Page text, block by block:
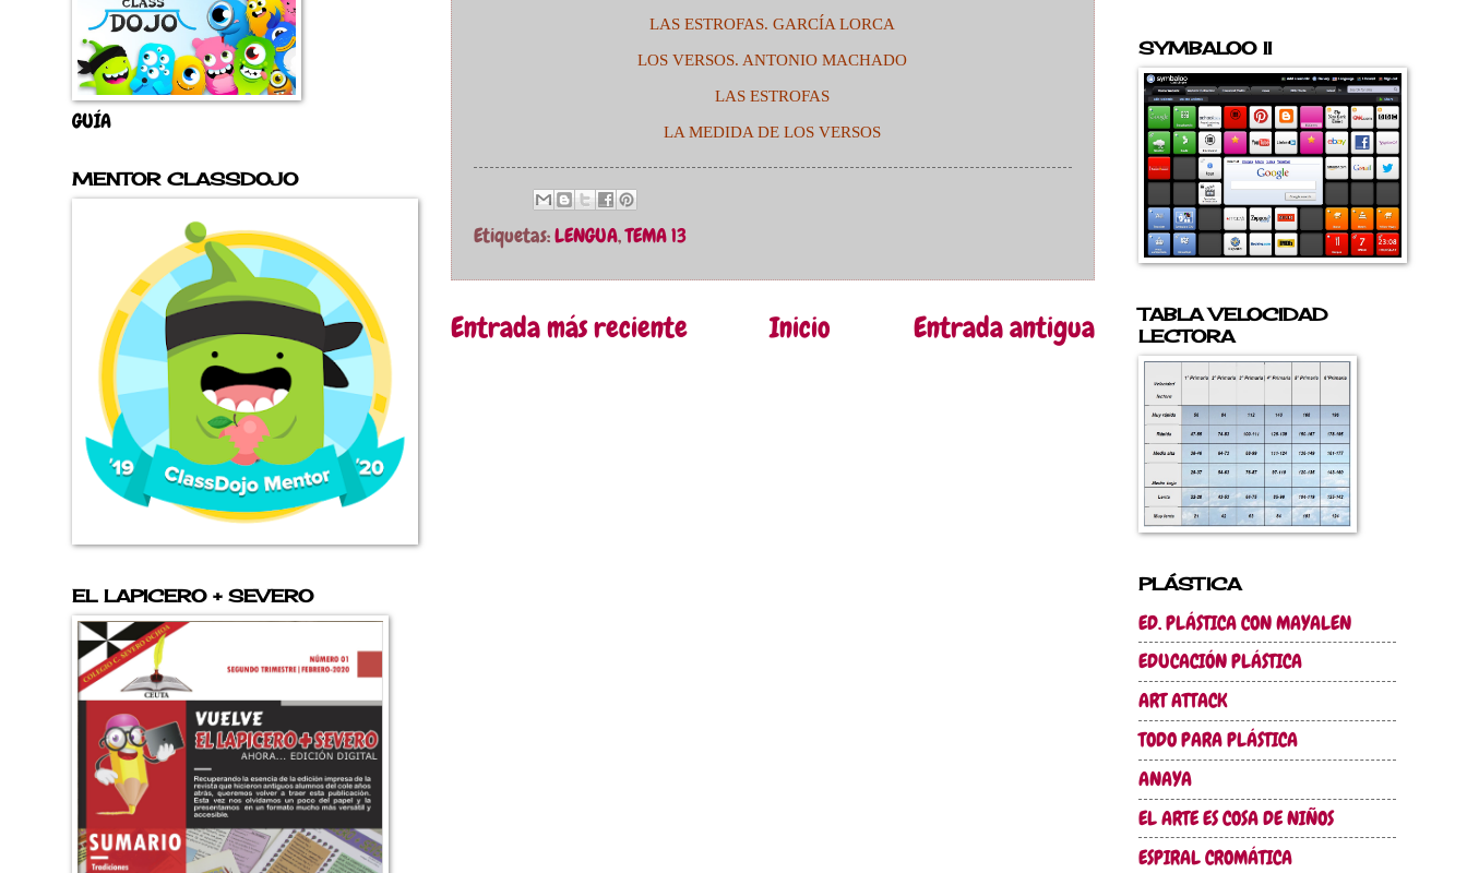
LAS ESTROFAS. GARCÍA LORCA
LOS VERSOS. ANTONIO MACHADO
LAS ESTROFAS
LA MEDIDA DE LOS VERSOS
Etiquetas:LENGUA,TEMA 13
Entrada más reciente Entrada antigua
Inicio
GUÍA
MENTOR CLASSDOJO
EL LAPICERO + SEVERO
SYMBALOO II
TABLA VELOCIDAD
LECTORA
PLÁSTICA
ED. PLÁSTICA CON MAYALEN
EDUCACIÓN PLÁSTICA
ART ATTACK
TODO PARA PLÁSTICA
ANAYA
EL ARTE ES COSA DE NIÑOS
ESPIRAL CROMÁTICA